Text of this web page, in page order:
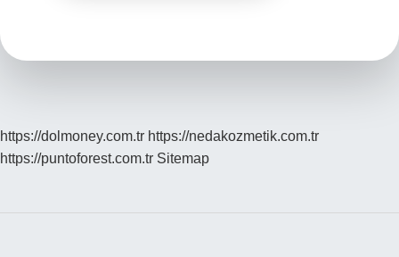
https://dolmoney.com.tr https://nedakozmetik.com.tr
https://puntoforest.com.tr Sitemap